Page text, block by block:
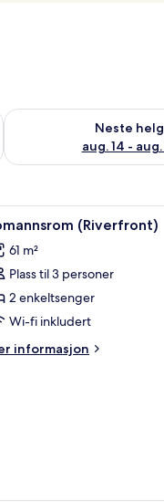
7 - aug. 9
Neste helg
aug. 14 - aug.
Sjekk tilgjengelighet for
bomull, sengetøy av
5 (Riverfront)
61 m²
Plass til 3 personer
2 enkeltsenger
Wi-fi inkludert
informasjon